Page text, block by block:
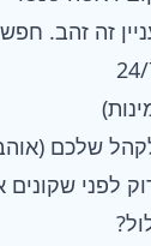
זה זהב.
שלכם